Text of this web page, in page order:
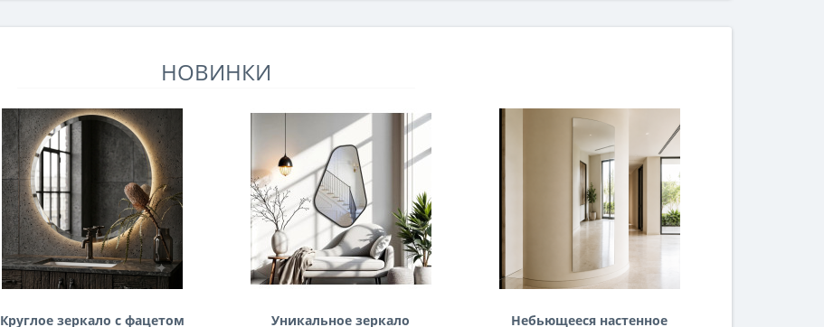
НОВИНКИ
Круглое зеркало с фацетом
Уникальное зеркало
Небьющееся настенное